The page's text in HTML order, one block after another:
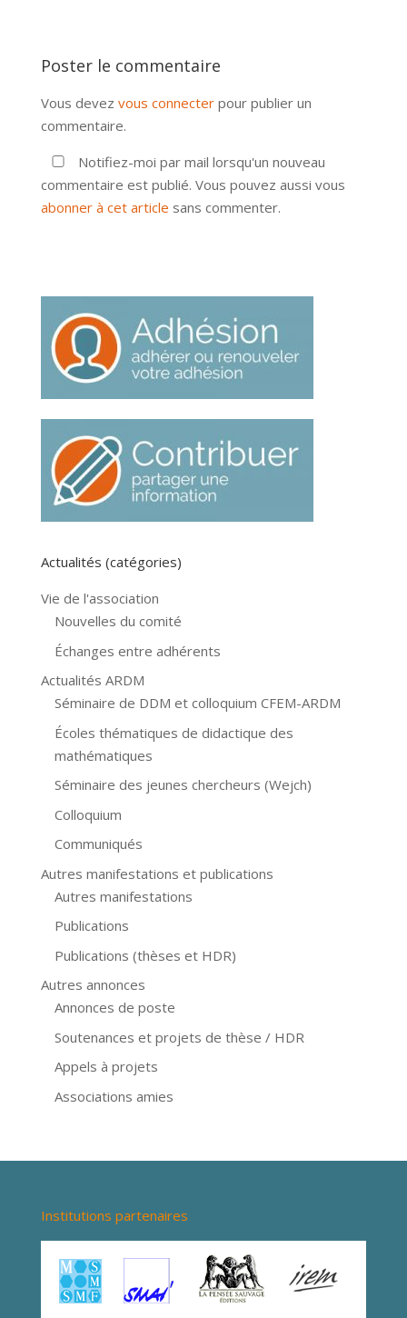
Poster le commentaire
Vous devez vous connecterpour publier un
commentaire.
Notifiez-moi par mail lorsqu'un nouveau
commentaire est publié. Vous pouvez aussi vous
abonner à cet article sans commenter.
Actualités (catégories)
Vie de l'association
Nouvelles du comité
Échanges entre adhérents
Actualités ARDM
Séminaire de DDM et colloquium CFEM-ARDM
Écoles thématiques de didactique des
mathématiques
Séminaire des jeunes chercheurs (Wejch)
Colloquium
Communiqués
Autres manifestations et publications
Autres manifestations
Publications
Publications (thèses et HDR)
Autres annonces
Annonces de poste
Soutenances et projets de thèse / HDR
Appels à projets
Associations amies
Institutions partenaires